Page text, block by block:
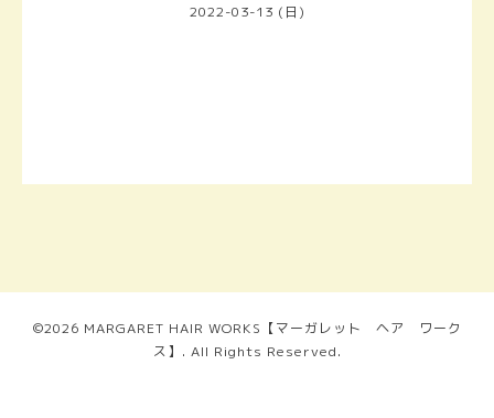
2022-03-13 (日)
©2026 MARGARET HAIR WORKS【マーガレット ヘア ワーク
ス】 . All Rights Reserved.